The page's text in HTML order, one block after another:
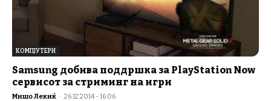
КОМПЈУТЕРИ
Samsung добива поддршка за PlayStation Now
сервисот за стриминг на игри
Мишо Лекиќ - 26.12.2014 - 16:06